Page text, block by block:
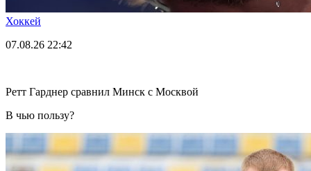
Хоккей
07.08.26 22:42
Ретт Гарднер сравнил Минск с Москвой
В чью пользу?